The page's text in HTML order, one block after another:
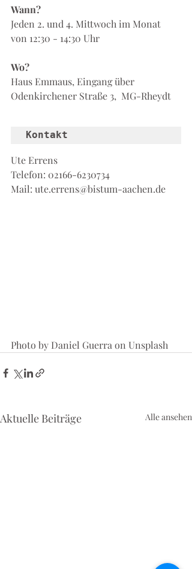
Wann?
Jeden 2. und 4. Mittwoch im Monat
von 12:30 - 14:30 Uhr
Wo?
Haus Emmaus, Eingang über
Odenkirchener Straße 3,  MG-Rheydt
Kontakt
Ute Errens
Telefon: 02166-6230734
Mail: ute.errens@bistum-aachen.de
Photo by Daniel Guerra on Unsplash
Aktuelle Beiträge Alle ansehen